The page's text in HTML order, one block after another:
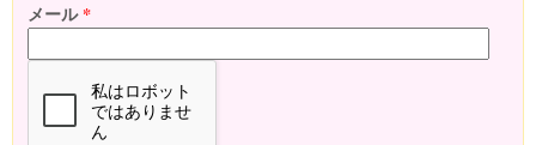
メール*